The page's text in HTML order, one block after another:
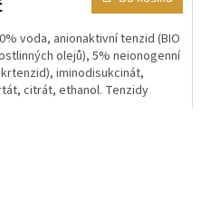
voda, anionaktivní tenzid (BIO
olejů), 5% neionogenní
iminodisukcinát,
citrát, ethanol. Tenzidy